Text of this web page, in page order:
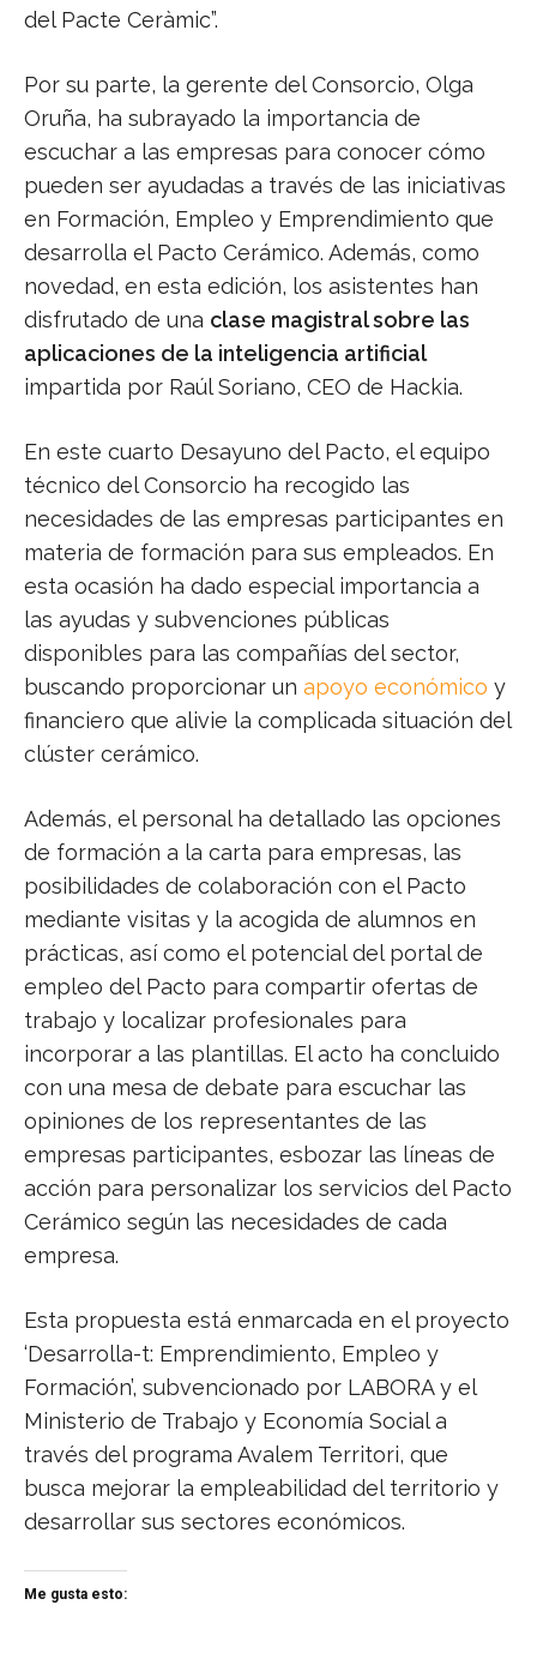
del Pacte Ceràmic”.
Por su parte, la gerente del Consorcio, Olga
Oruña, ha subrayado la importancia de
escuchar a las empresas para conocer cómo
pueden ser ayudadas a través de las iniciativas
en Formación, Empleo y Emprendimiento que
desarrolla el Pacto Cerámico. Además, como
novedad, en esta edición, los asistentes han
disfrutado de una clase magistral sobre las
aplicaciones de la inteligencia artificial
impartida por Raúl Soriano, CEO de Hackia.
En este cuarto Desayuno del Pacto, el equipo
técnico del Consorcio ha recogido las
necesidades de las empresas participantes en
materia de formación para sus empleados. En
esta ocasión ha dado especial importancia a
las ayudas y subvenciones públicas
disponibles para las compañías del sector,
buscando proporcionar un apoyo económico y
financiero que alivie la complicada situación del
clúster cerámico.
Además, el personal ha detallado las opciones
de formación a la carta para empresas, las
posibilidades de colaboración con el Pacto
mediante visitas y la acogida de alumnos en
prácticas, así como el potencial del portal de
empleo del Pacto para compartir ofertas de
trabajo y localizar profesionales para
incorporar a las plantillas. El acto ha concluido
con una mesa de debate para escuchar las
opiniones de los representantes de las
empresas participantes, esbozar las líneas de
acción para personalizar los servicios del Pacto
Cerámico según las necesidades de cada
empresa.
Esta propuesta está enmarcada en el proyecto
‘Desarrolla-t: Emprendimiento, Empleo y
Formación’, subvencionado por LABORA y el
Ministerio de Trabajo y Economía Social a
través del programa Avalem Territori, que
busca mejorar la empleabilidad del territorio y
desarrollar sus sectores económicos.
Me gusta esto: